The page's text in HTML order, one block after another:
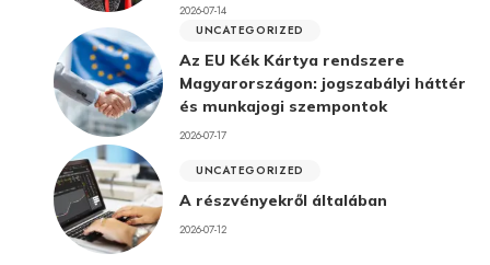
2026-07-14
UNCATEGORIZED
Az EU Kék Kártya rendszere
Magyarországon: jogszabályi háttér
és munkajogi szempontok
2026-07-17
UNCATEGORIZED
A részvényekről általában
2026-07-12